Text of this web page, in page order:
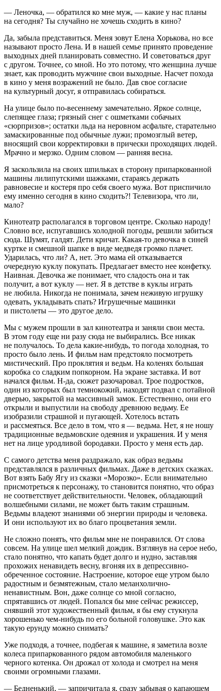
— Леночка, — обратился ко мне муж, — какие у нас планы
на сегодня? Ты случайно не хочешь сходить в кино?
Да, забыла представиться. Меня зовут Елена Хорькова, но все
называют просто Лена. И в нашей семье принято проведение
выходных дней планировать совместно. И советоваться друг
с другом. Точнее, со мной. Но это потому, что женщина лучше
знает, как проводить мужчине свои выходные. Насчет похода
в кино у меня возражений не было. Дав свое согласие
на культурный досуг, я отправилась собираться.
На улице было по-весеннему замечательно. Яркое солнце,
слепящее глаза; грязный снег с ошметками собачьих
«сюрпризов»; остатки льда на неровном асфальте, старательно
замаскированные под обычные лужи; промозглый ветер,
вносящий свои корректировки в прически проходящих людей.
Мрачно и мерзко. Одним словом — ранняя весна.
Я заскользила на своих шпильках в сторону припаркованной
машины лилипутскими шажками, стараясь держать
равновесие и костеря про себя своего мужа. Вот приспичило
ему именно сегодня в кино сходить?! Телевизора, что ли,
мало?
Кинотеатр располагался в торговом центре. Сколько народу!
Словно все, испугавшись холодной погоды, решили забиться
сюда. Шумят, галдят. Дети кричат. Какая-то девочка в синей
куртке и смешной шапке в виде медведя громко плачет.
Ударилась, что ли? А, нет. Это мама ей отказывается
очередную куклу покупать. Предлагает вместо нее конфетку.
Наивная. Девочка же понимает, что сладость она и так
получит, а вот куклу — нет. Я в детстве в куклы играть
не любила. Никогда не понимала, зачем неживую игрушку
одевать, укладывать спать? Игрушечные машинки
и пистолеты — это другое дело.
Мы с мужем прошли в зал кинотеатра и заняли свои места.
В этом году еще ни разу сюда не выбирались. Все никак
не получалось. То дела какие-нибудь, то погода холодная, то
просто было лень. И фильм нам предстояло посмотреть
мистический. Про проклятия и ведьм. На коленях большая
коробка со сладким попкорном. На экране заставка. И вот
начался фильм. Н-да, сюжет разочаровал. Трое подростков,
один из которых был темнокожий, находят подвал с потайной
дверью, закрытой на массивный замок. Естественно, они его
открыли и выпустили на свободу древнюю ведьму. Ее
изобразили страшной и пугающей. Хотелось встать
и рассмеяться. Все дело в том, что я — ведьма. Нет, я не ношу
традиционные ведьмовские одеяния и украшения. И у меня
нет на лице уродливой бородавки. Просто у меня есть дар.
С самого детства меня раздражало, как образ ведьмы
представлялся в различных фильмах. Даже в детских сказках.
Вот взять Бабу Ягу из сказки «Морозко». Если внимательно
присмотреться к персонажу, то становится понятно, что образ
не соответствует действительности. Человек, обладающий
волшебными силами, не может быть таким страшным.
Ведьмы владеют знаниями об энергии природы и человека.
И они используют их во благо процветания земли.
Не сложно понять, что фильм мне не понравился. От слова
совсем. На улице шел мелкий дождик. Взглянув на серое небо,
стало понятно, что капать будет долго и нудно, заставляя
прохожих ненавидеть весну, вгоняя их в депрессивно-
обреченное состояние. Настроение, которое еще утром было
радостным и безмятежным, стало меланхолично-
ненавистным. Вон, даже солнце со мной согласно,
спрятавшись от людей. Попался бы мне сейчас режиссер,
снявший этот художественный фильм, я бы ему стукнула
хорошенько чем-нибудь по его больной головушке. Это как
такую ерунду можно снимать?
Уже подходя, а точнее, подбегая к машине, я заметила возле
колеса припаркованного рядом автомобиля маленького
черного котенка. Он дрожал от холода и смотрел на меня
своими огромными глазами.
— Бедненький, — запричитала я, сразу забывая о капающем